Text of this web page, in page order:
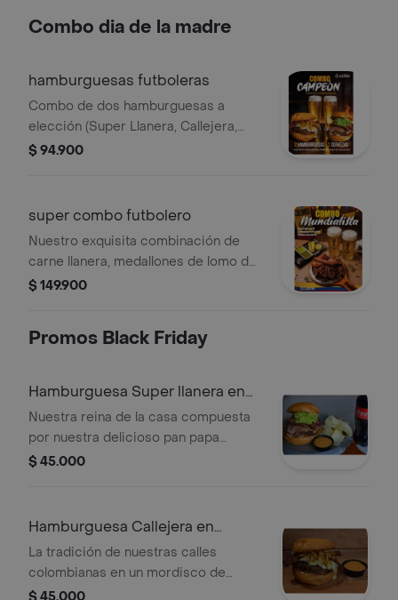
Combo dia de la madre
hamburguesas futboleras
Combo de dos hamburguesas a
elección (Super Llanera, Callejera,
Colombiana y Clásica), con opción de
$ 94.900
super combo futbolero
Nuestro exquisita combinación de
carne llanera, medallones de lomo de
red, costilla, chorizo,1 Arepa nona,
deliciosa salsa de la casa y para
400 ml
$ 149.900
Promos Black Friday
Hamburguesa Super llanera en
combo
Nuestra reina de la casa compuesta
por nuestra delicioso pan papa
brioche, salsa de la casa, carne
esta exquisita creacion con nuestro
guacamole especial de la casa. como
acompañantes vendran unos
deliciosos chips de platanos verdes,
$ 45.000
Hamburguesa Callejera en
combo
La tradición de nuestras calles
colombianas en un mordisco de
nuestro impresionante pan papa